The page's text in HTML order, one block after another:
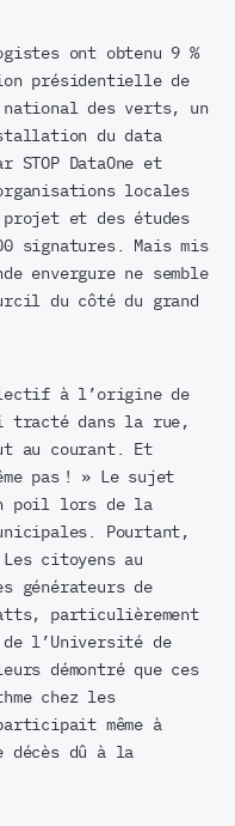
ont obtenu 9 %
présidentielle de
des verts, un
du data
STOP DataOne et
locales
et des études
signatures. Mais mis
envergure ne semble
du côté du grand
à l’origine de
tracté dans la rue,
au courant. Et
pas ! » Le sujet
poil lors de la
Pourtant,
citoyens au
générateurs de
particulièrement
l’Université de
démontré que ces
chez les
même à
décès dû à la